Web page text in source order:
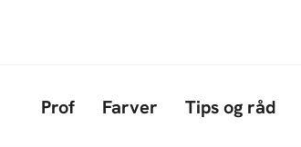
Prof Farver Tips og råd